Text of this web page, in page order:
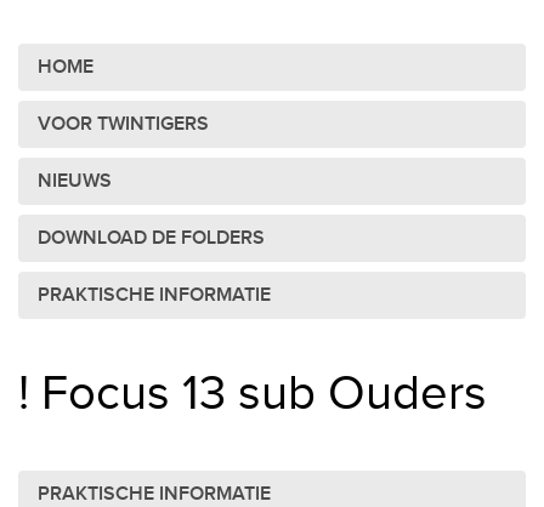
HOME
VOOR TWINTIGERS
NIEUWS
DOWNLOAD DE FOLDERS
PRAKTISCHE INFORMATIE
! Focus 13 sub Ouders
PRAKTISCHE INFORMATIE